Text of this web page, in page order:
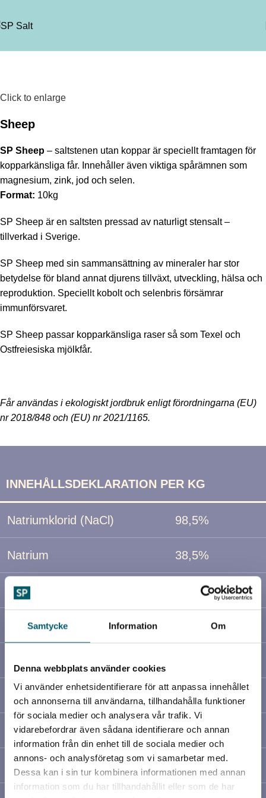
Samtycke Information Om
Denna webbplats använder cookies
Vi använder enhetsidentifierare för att anpassa innehållet
och annonserna till användarna, tillhandahålla funktioner
för sociala medier och analysera vår trafik. Vi
vidarebefordrar även sådana identifierare och annan
information från din enhet till de sociala medier och
annons- och analysföretag som vi samarbetar med.
Dessa kan i sin tur kombinera informationen med annan
information som du har tillhandahållit eller som de har
Click to enlarge
Sheep
SP Sheep – saltstenen utan koppar är speciellt framtagen för
kopparkänsliga får. Innehåller även viktiga spårämnen som
magnesium, zink, jod och selen.
Format: 10kg
SP Sheep är en saltsten pressad av naturligt stensalt –
tillverkad i Sverige.
SP Sheep med sin sammansättning av mineraler har stor
betydelse för bland annat djurens tillväxt, utveckling, hälsa och
reproduktion. Speciellt kobolt och selenbris försämrar
immunförsvaret.
SP Sheep passar kopparkänsliga raser så som Texel och
Ostfreiesiska mjölkfår.
Får användas i ekologiskt jordbruk enligt förordningarna (EU)
nr 2018/848 och (EU) nr 2021/1165.
INNEHÅLLSDEKLARATION PER KG
Natriumklorid (NaCl) 98,5%
Natrium 38,5%
Kalcium 0,2%
Magnesium
Mangan 170 mg/kg
Kalcium 50 mg/kg
Selen 30 mg/kg